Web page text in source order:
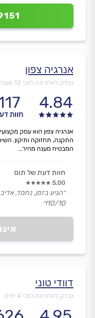
אנרגיה צפון
נבדק לאחרונה לפני 12 שעות
4.84
חוות
אנרגיה צפון הוא עסק
התקנה, תחזוקה ותיקון.
המבטיח מענה מהיר...
חוות דעת של תום
5.00
״הגיע בזמן, נחמד,
10/10!״
דוודי טוני
נבדק לאחרונה לפני 4 ימים